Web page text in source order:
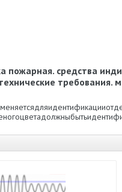
пожарная. средства
требования.